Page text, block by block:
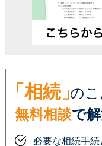
「相続」のこ
無料相談で
必要な相続手